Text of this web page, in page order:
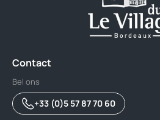
Contact
Bel ons
+33 (0)5 57 87 70 60